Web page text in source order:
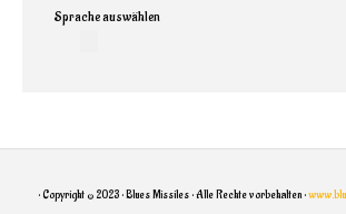
Sprache auswählen
• Copyright © 2023 • Blues Missiles • Alle Rechte vorbehalten •